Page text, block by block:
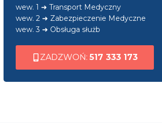
wew. 1 ➜ Transport Medyczny
wew. 2 ➜ Zabezpieczenie Medyczne
wew. 3 ➜ Obsługa służb
ZADZWOŃ:517 333 173